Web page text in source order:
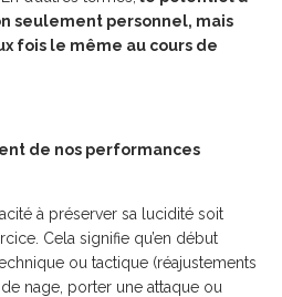
seulement personnel, mais
fois le même au cours de
de nos performances
à préserver sa lucidité soit
Cela signifie qu’en début
ou tactique (réajustements
nage, porter une attaque ou